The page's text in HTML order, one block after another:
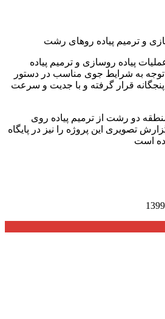
و ترمیم پیاده روهای رشت
پیاده روسازی و ترمیم پیاده
توجه به شرایط جوی مناسب در دستور
قرار گرفته و با جدیت و سرعت
دو رشت از ترمیم پیاده روی
تصویری این‌ پروژه را نیز در پایگاه
است